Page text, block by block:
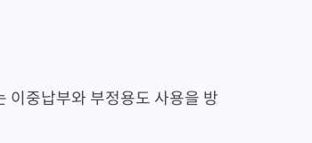
이중납부와 부정용도 사용을 방